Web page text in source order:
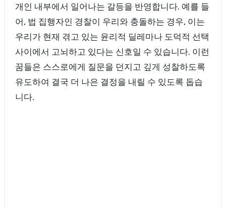
개인 내부에서 일어나는 갈등을 반영합니다. 예를 들
어, 법 집행자인 경찰이 우리와 충돌하는 경우, 이는
우리가 현재 겪고 있는 윤리적 딜레마나 도덕적 선택
사이에서 고뇌하고 있다는 신호일 수 있습니다. 이런
꿈들은 스스로에게 질문을 던지고 깊게 성찰하도록
유도하여 결국 더 나은 결정을 내릴 수 있도록 돕습
니다.